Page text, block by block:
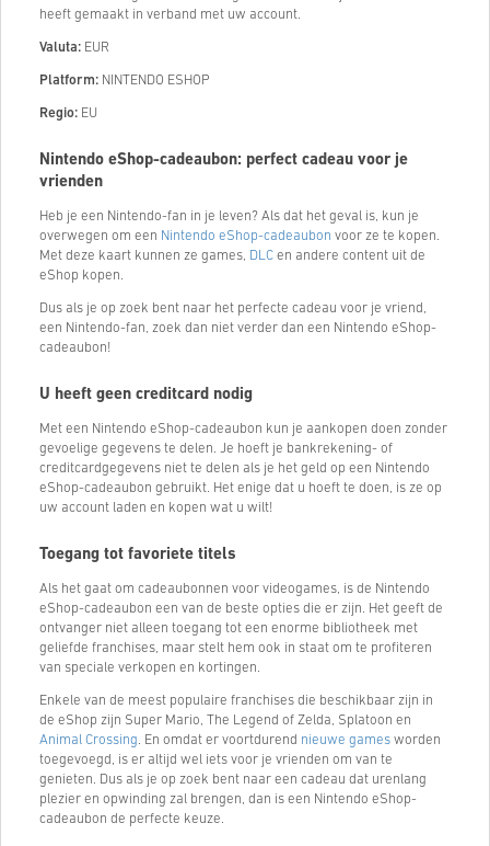
heeft gemaakt in verband met uw account.
Valuta: EUR
Platform: NINTENDO ESHOP
Regio: EU
Nintendo eShop-cadeaubon: perfect cadeau voor je
vrienden
Heb je een Nintendo-fan in je leven? Als dat het geval is, kun je
overwegen om een ​​ Nintendo eShop-cadeaubon voor ze te kopen.
Met deze kaart kunnen ze games, DLC en andere content uit de
eShop kopen.
Dus als je op zoek bent naar het perfecte cadeau voor je vriend,
een Nintendo-fan, zoek dan niet verder dan een Nintendo eShop-
cadeaubon!
U heeft geen creditcard nodig
Met een Nintendo eShop-cadeaubon kun je aankopen doen zonder
gevoelige gegevens te delen. Je hoeft je bankrekening- of
creditcardgegevens niet te delen als je het geld op een Nintendo
eShop-cadeaubon gebruikt. Het enige dat u hoeft te doen, is ze op
uw account laden en kopen wat u wilt!
Toegang tot favoriete titels
Als het gaat om cadeaubonnen voor videogames, is de Nintendo
eShop-cadeaubon een van de beste opties die er zijn. Het geeft de
ontvanger niet alleen toegang tot een enorme bibliotheek met
geliefde franchises, maar stelt hem ook in staat om te profiteren
van speciale verkopen en kortingen.
Enkele van de meest populaire franchises die beschikbaar zijn in
de eShop zijn Super Mario, The Legend of Zelda, Splatoon en
Animal Crossing. En omdat er voortdurend nieuwe games worden
toegevoegd, is er altijd wel iets voor je vrienden om van te
genieten. Dus als je op zoek bent naar een cadeau dat urenlang
plezier en opwinding zal brengen, dan is een Nintendo eShop-
cadeaubon de perfecte keuze.